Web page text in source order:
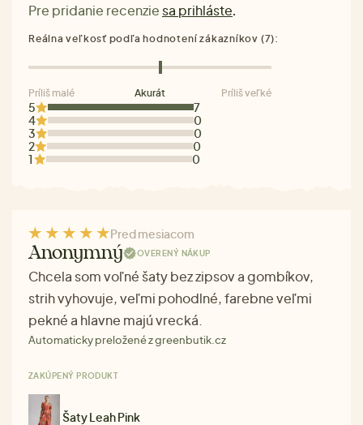
Pre pridanie recenzie sa prihláste.
5
7
4
0
3
0
2
0
1
0
Reálna veľkosť podľa hodnotení zákazníkov (7):
Príliš malé Akurát Príliš veľké
Pred mesiacom
Anonymný OVERENÝ NÁKUP
Chcela som voľné šaty bez zipsov a gombíkov,
strih vyhovuje, veľmi pohodlné, farebne veľmi
pekné a hlavne majú vrecká.
Automaticky preložené z greenbutik.cz
ZAKÚPENÝ PRODUKT
Šaty Leah Pink